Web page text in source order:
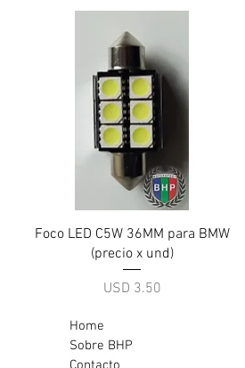
Vista rápida
Foco LED C5W 36MM para BMW
(precio x und)
Precio
USD 3.50
Home
Sobre BHP